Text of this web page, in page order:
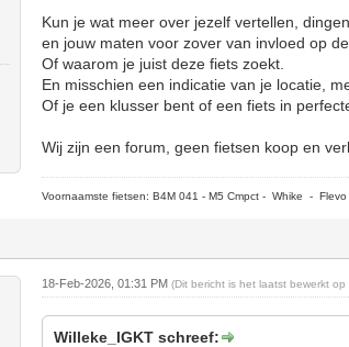
Kun je wat meer over jezelf vertellen,
en jouw maten voor zover van invloed op de
Of waarom je juist deze fiets zoekt.
En misschien een indicatie van je locatie,
Of je een klusser bent of een fiets in
Wij zijn een forum, geen fietsen koop en
Voornaamste fietsen: B4M 041 - M5 Cmpct - Whike -
18-Feb-2026, 01:31 PM(Dit bericht is het laatst bewerkt
Willeke_IGKT schreef: